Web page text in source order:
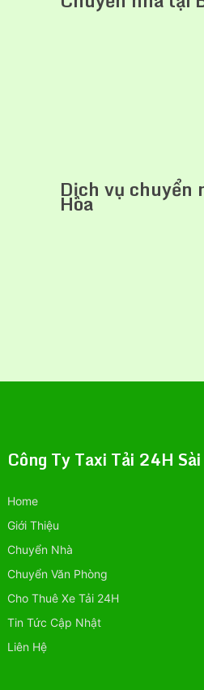
Dịch vụ chuyển
Hòa
Công Ty Taxi Tải 24H
Home
Giới Thiệu
Chuyển Nhà
Chuyển Văn Phòng
Cho Thuê Xe Tải 24H
Tin Tức Cập Nhật
Liên Hệ